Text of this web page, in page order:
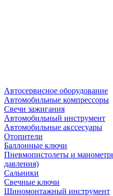
Автосервисное оборудование
Автомобильные компрессоры
Свечи зажигания
Автомобильный инструмент
Автомобильные акссесуары
Отопители
Баллонные ключи
Пневмопистолеты и
давления)
Сальники
Свечные ключи
Шиномонтажный инструмент